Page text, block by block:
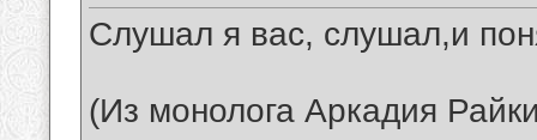
Слушал я вас, слушал,и
(Из монолога Аркадия